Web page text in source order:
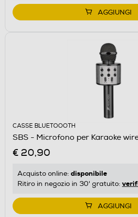
AGGIUNGI
CASSE BLUETOOOTH
SBS - Microfono per Karaoke
€ 20,90
Acquisto online: disponibile
Ritiro in negozio in 30' gratuito:
AGGIUNGI